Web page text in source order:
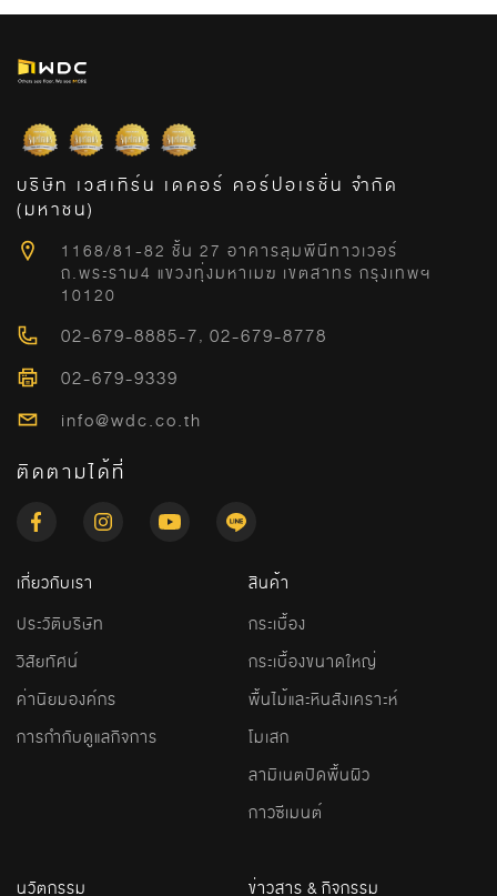
บริษัท เวสเทิร์น เดคอร์ คอร์ปอเรชั่น จำกัด
(มหาชน)
1168/81-82 ชั้น 27 อาคารลุมพีนีทาวเวอร์
ถ.พระราม4 แขวงทุ่งมหาเมฆ เขตสาทร กรุงเทพฯ
10120
02-679-8885-7, 02-679-8778
02-679-9339
info@wdc.co.th
ติดตามได้ที่
เกี่ยวกับเรา
ประวัติบริษัท
วิสัยทัศน์
ค่านิยมองค์กร
การกำกับดูแลกิจการ
สินค้า
กระเบื้อง
กระเบื้องขนาดใหญ่
พื้นไม้และหินสังเคราะห์
โมเสก
ลามิเนตปิดพื้นผิว
กาวซีเมนต์
นวัตกรรม ข่าวสาร & กิจกรรม